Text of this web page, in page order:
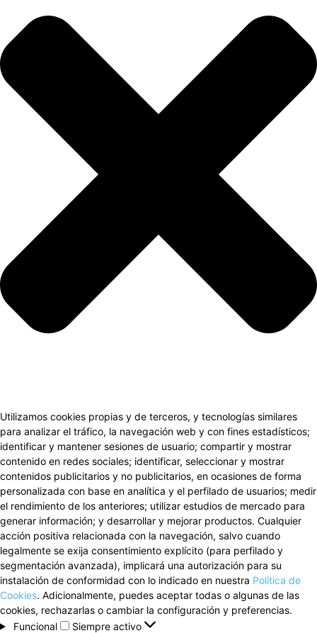
Utilizamos cookies propias y de terceros, y tecnologías similares
para analizar el tráfico, la navegación web y con fines estadísticos;
identificar y mantener sesiones de usuario; compartir y mostrar
contenido en redes sociales; identificar, seleccionar y mostrar
contenidos publicitarios y no publicitarios, en ocasiones de forma
personalizada con base en analítica y el perfilado de usuarios; medir
el rendimiento de los anteriores; utilizar estudios de mercado para
generar información; y desarrollar y mejorar productos. Cualquier
acción positiva relacionada con la navegación, salvo cuando
legalmente se exija consentimiento explícito (para perfilado y
segmentación avanzada), implicará una autorización para su
instalación de conformidad con lo indicado en nuestra Política de
Cookies. Adicionalmente, puedes aceptar todas o algunas de las
cookies, rechazarlas o cambiar la configuración y preferencias.
Funcional
Funcional
Siempre activo